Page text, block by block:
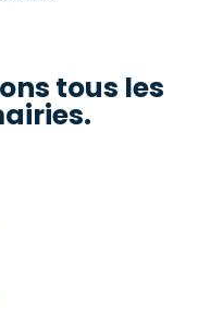
tous les